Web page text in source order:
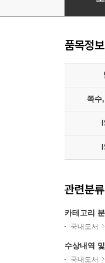
품목정보
쪽수
관련분류
카테고리
국내도서
수상내역
국내도서